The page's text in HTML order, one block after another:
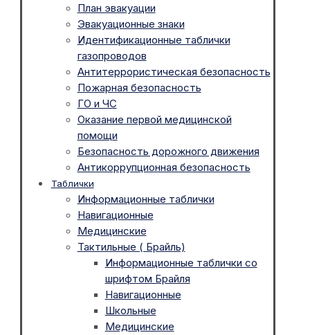
План эвакуации
Эвакуационные знаки
Идентификационные таблички
газопроводов
Антитеррористическая безопасность
Пожарная безопасность
ГО и ЧС
Оказание первой медицинской
помощи
Безопасность дорожного движения
Антикоррупционная безопасность
Таблички
Информационные таблички
Навигационные
Медицинские
Тактильные ( Брайль)
Информационные таблички со
шрифтом Брайля
Навигационные
Школьные
Медицинские